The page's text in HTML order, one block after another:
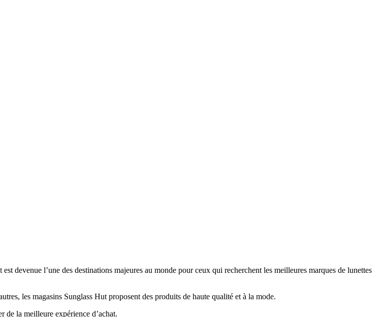
devenue l’une des destinations majeures au monde pour ceux qui recherchent les meilleures marques de lunettes
les magasins Sunglass Hut proposent des produits de haute qualité et à la mode.
de la meilleure expérience d’achat.